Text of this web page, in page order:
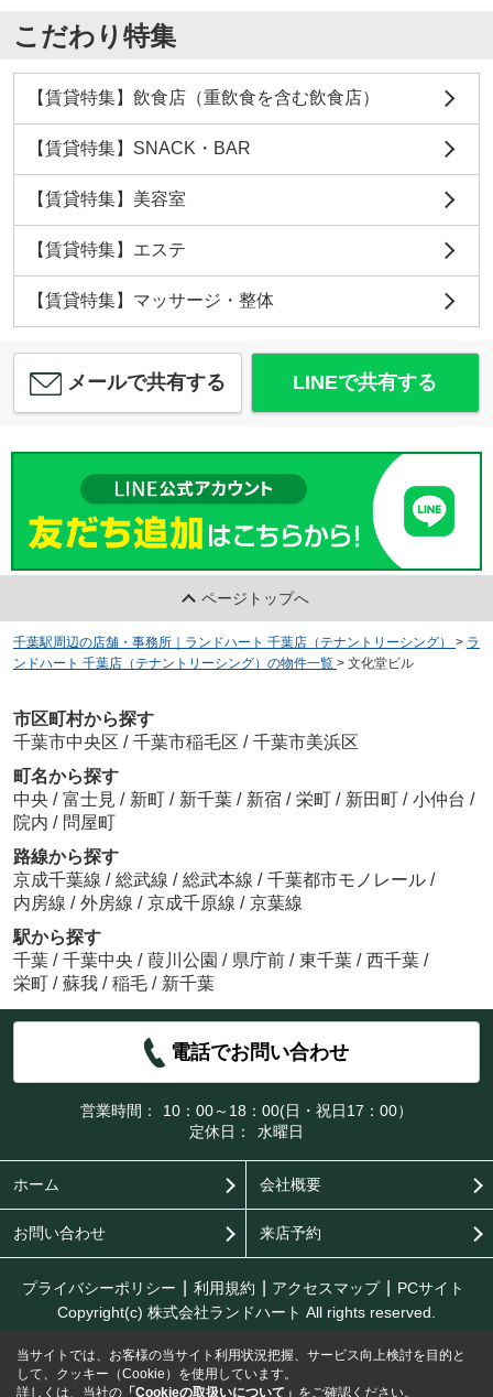
こだわり特集
【賃貸特集】飲食店（重飲食を含む飲食店）
【賃貸特集】SNACK・BAR
【賃貸特集】美容室
【賃貸特集】エステ
【賃貸特集】マッサージ・整体
メールで共有する LINEで共有する
ページトップへ
千葉駅周辺の店舗・事務所｜ランドハート 千葉店（テナントリーシング） > ラ
ンドハート 千葉店（テナントリーシング）の物件一覧 > 文化堂ビル
市区町村から探す
千葉市中央区 / 千葉市稲毛区 / 千葉市美浜区
町名から探す
中央 / 富士見 / 新町 / 新千葉 / 新宿 / 栄町 / 新田町 / 小仲台 /
院内 / 問屋町
路線から探す
京成千葉線 / 総武線 / 総武本線 / 千葉都市モノレール /
内房線 / 外房線 / 京成千原線 / 京葉線
駅から探す
千葉 / 千葉中央 / 葭川公園 / 県庁前 / 東千葉 / 西千葉 /
栄町 / 蘇我 / 稲毛 / 新千葉
電話でお問い合わせ
営業時間：
10：00～18：00(日・祝日17：00）
定休日：
水曜日
ホーム 会社概要
お問い合わせ 来店予約
プライバシーポリシー 利用規約 アクセスマップ
PCサイト
Copyright(c) 株式会社ランドハート All rights reserved.
当サイトでは、お客様の当サイト利用状況把握、サービス向上検討を目的と
して、クッキー（Cookie）を使用しています。
詳しくは、当社の 「Cookieの取扱いについて」 をご確認ください。